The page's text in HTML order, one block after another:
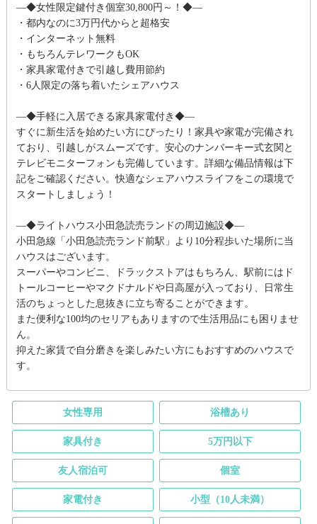
―◆女性限定鍵付き個室30,800円～！◆―
・都内なのに3万円代からと超格安
・インターネット無料
・もちろんテレワークもOK
・家具家電付きで引越し費用節約
・6人限定の落ち着いたシェアハウス
―◆手軽に入居できる家具家電付き◆―
すぐに新生活を始めたい方にぴったり！家具や家電が完備され
ており、引越しがスムーズです。安心のナンバーキー式玄関と
テレビモニターフォンも完備しています。詳細な備品情報は下
記をご確認ください。快適なシェアハウスライフをこの環境で
スタートしましょう！
―◆ライトハウス小田急読売ランドの周辺施設◆―
小田急線「小田急読売ランド前駅」より10分程歩いた場所に当
ハウスはございます。
スーパーやコンビニ、ドラックストアはもちろん、駅前にはド
トールコーヒーやマクドナルドや日高屋が入っており、日常生
活のちょっとした息抜きに立ち寄ることができます。
また便利な100均のセリアもありますので生活用品にも困りませ
ん。
抑えた家賃で自分磨きを楽しみたい方にもおすすめのハウスで
す。
女性専用 浴槽あり
家具付き 5万円以下
友人宿泊可 個室
家電付き 小型（10人未満）